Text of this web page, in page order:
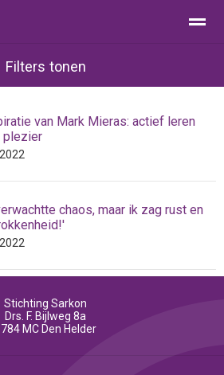
Contact E-mail
Filters tonen
van Mark Mieras: actief leren
plezier
chaos, maar ik zag rust en
Stichting Sarkon
Drs. F. Bijlweg 8a
MC Den Helder